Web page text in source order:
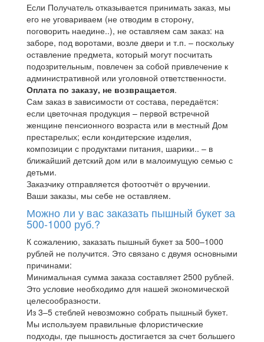
Если Получатель отказывается принимать заказ, мы
его не уговариваем (не отводим в сторону,
поговорить наедине..), не оставляем сам заказ: на
заборе, под воротами, возле двери и т.п. – поскольку
оставление предмета, который могут посчитать
подозрительным, повлечен за собой привлечение к
административной или уголовной ответственности.
Оплата по заказу, не возвращается.
Сам заказ в зависимости от состава, передаётся:
если цветочная продукция – первой встречной
женщине пенсионного возраста или в местный Дом
престарелых; если кондитерские изделия,
композиции с продуктами питания, шарики.. – в
ближайший детский дом или в малоимущую семью с
детьми.
Заказчику отправляется фотоотчёт о вручении.
Ваши заказы, мы себе не оставляем.
Можно ли у вас заказать пышный букет за
500-1000 руб.?
К сожалению, заказать пышный букет за 500–1000
рублей не получится. Это связано с двумя основными
причинами:
Минимальная сумма заказа составляет 2500 рублей.
Это условие необходимо для нашей экономической
целесообразности.
Из 3–5 стеблей невозможно собрать пышный букет.
Мы используем правильные флористические
подходы, где пышность достигается за счет большего